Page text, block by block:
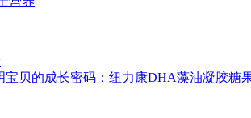
宝贝的成长密码：纽力康DHA藻油凝胶糖